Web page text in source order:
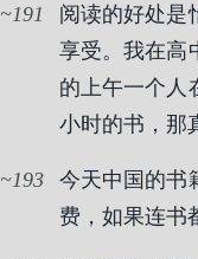
191
阅读的好处是
享受。我在高
的上午一个人
小时的书，那
193
今天中国的书
费，如果连书